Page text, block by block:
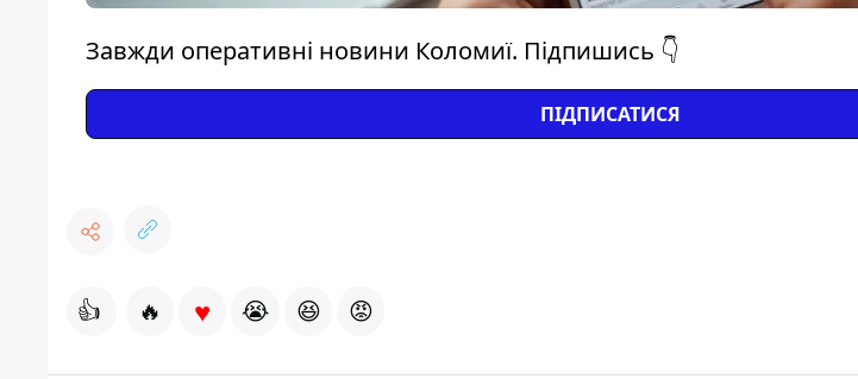
Завжди оперативні новини Коломиї. Підпишись 👇
ПІДПИСАТИСЯ
👍 🔥 ♥ 😭 😆 😡